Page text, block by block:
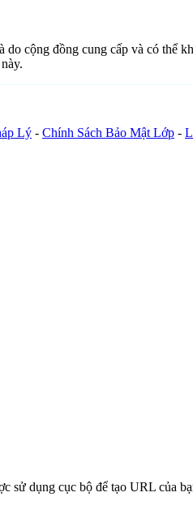
cộng đồng cung cấp và có thể
Lý - Chính Sách Bảo Mật Lớp -
sử dụng cục bộ để tạo URL của